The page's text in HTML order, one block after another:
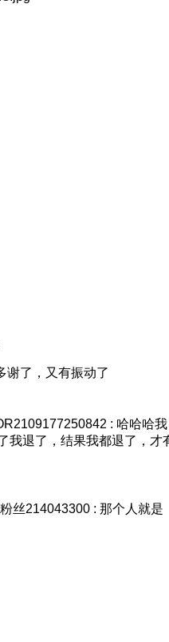
谢了，又有振动了
: 哈哈哈我
我退了，结果我都退了，才
丝214043300 : 那个人就是